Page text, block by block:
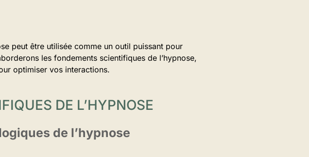
peut être utilisée comme un outil puissant pour
les fondements scientifiques de l’hypnose,
optimiser vos interactions.
DE L’HYPNOSE
de l’hypnose